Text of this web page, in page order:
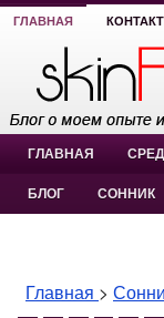
ГЛАВНАЯ
ГЛАВНАЯ
БЛОГ СОННИК
Главная >